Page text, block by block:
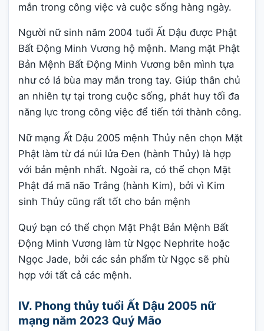
mắn trong công việc và cuộc sống hàng ngày.
Người nữ sinh năm 2004 tuổi Ất Dậu được Phật
Bất Động Minh Vương hộ mệnh. Mang mặt Phật
Bản Mệnh Bất Động Minh Vương bên mình tựa
như có lá bùa may mắn trong tay. Giúp thân chủ
an nhiên tự tại trong cuộc sống, phát huy tối đa
năng lực trong công việc để tiến tới thành công.
Nữ mạng Ất Dậu 2005 mệnh Thủy nên chọn Mặt
Phật làm từ đá núi lửa Đen (hành Thủy) là hợp
với bản mệnh nhất. Ngoài ra, có thể chọn Mặt
Phật đá mã não Trắng (hành Kim), bởi vì Kim
sinh Thủy cũng rất tốt cho bản mệnh
Quý bạn có thể chọn Mặt Phật Bản Mệnh Bất
Động Minh Vương làm từ Ngọc Nephrite hoặc
Ngọc Jade, bởi các sản phẩm từ Ngọc sẽ phù
hợp với tất cả các mệnh.
IV. Phong thủy tuổi Ất Dậu 2005 nữ
mạng năm 2023 Quý Mão